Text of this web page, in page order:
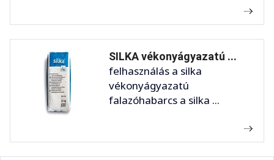
SILKA vékonyágyazatú ...
felhasználás a silka
vékonyágyazatú
falazóhabarcs a silka ...